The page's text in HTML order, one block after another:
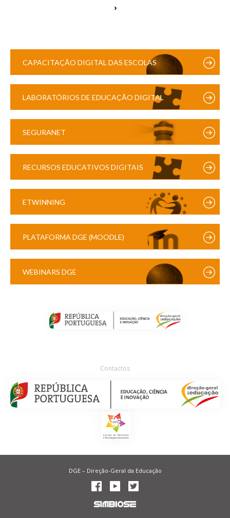
›
CAPACITAÇÃO DIGITAL DAS ESCOLAS
LABORATÓRIOS DE EDUCAÇÃO DIGITAL
SEGURANET
RECURSOS EDUCATIVOS DIGITAIS
ETWINNING
PLATAFORMA DGE (MOODLE)
WEBINARS DGE
Contactos
DGE – Direção-Geral da Educação